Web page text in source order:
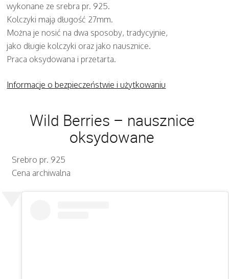
wykonane ze srebra pr. 925.
Kolczyki mają długość 27mm.
Można je nosić na dwa sposoby, tradycyjnie,
jako długie kolczyki oraz jako nausznice.
Praca oksydowana i przetarta.
Informacje o bezpieczeństwie i użytkowaniu
Wild Berries – nausznice
oksydowane
Srebro pr. 925
Cena archiwalna